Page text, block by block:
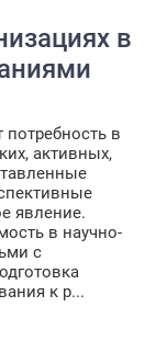
в
в
активных,
явление.
в научно-
с
к р...